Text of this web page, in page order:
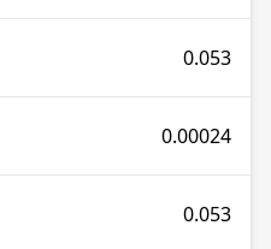
0.053
0.00024
0.053